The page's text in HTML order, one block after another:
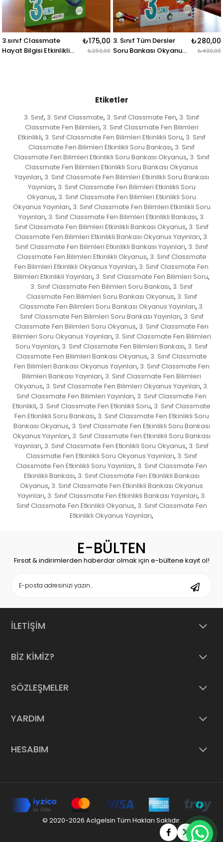
3. Sınıf Tüm Dersler
Soru Bankası Okyanus
₺280,00
₺400,00
3.sınıf Classmate Tüm
Dersler Evde Tekrar
Etiketler
3. Sınıf, 3. Sınıf Classmate, 3. Sınıf Classmate Fen, 3. Sınıf
Classmate Fen Bilimleri, 3. Sınıf Classmate Fen Bilimleri
Etkinlikli, 3. Sınıf Classmate Fen Bilimleri Etkinlikli Soru, 3. Sınıf
Classmate Fen Bilimleri Etkinlikli Soru Bankası, 3. Sınıf
Classmate Fen Bilimleri Etkinlikli Soru Bankası Okyanus, 3. Sınıf
Classmate Fen Bilimleri Etkinlikli Soru Bankası Okyanus
Yayınları, 3. Sınıf Classmate Fen Bilimleri Etkinlikli Soru Bankası
Yayınları, 3. Sınıf Classmate Fen Bilimleri Etkinlikli Soru
Okyanus, 3. Sınıf Classmate Fen Bilimleri Etkinlikli Soru
Okyanus Yayınları, 3. Sınıf Classmate Fen Bilimleri Etkinlikli Soru
Yayınları, 3. Sınıf Classmate Fen Bilimleri Etkinlikli Bankası, 3.
Sınıf Classmate Fen Bilimleri Etkinlikli Bankası Okyanus, 3. Sınıf
Classmate Fen Bilimleri Etkinlikli Bankası Okyanus Yayınları, 3.
Sınıf Classmate Fen Bilimleri Etkinlikli Bankası Yayınları, 3. Sınıf
Classmate Fen Bilimleri Etkinlikli Okyanus, 3. Sınıf Classmate
Fen Bilimleri Etkinlikli Okyanus Yayınları, 3. Sınıf Classmate Fen
Bilimleri Etkinlikli Yayınları, 3. Sınıf Classmate Fen Bilimleri Soru,
3. Sınıf Classmate Fen Bilimleri Soru Bankası, 3. Sınıf
Classmate Fen Bilimleri Soru Bankası Okyanus, 3. Sınıf
Classmate Fen Bilimleri Soru Bankası Okyanus Yayınları, 3.
Sınıf Classmate Fen Bilimleri Soru Bankası Yayınları, 3. Sınıf
Classmate Fen Bilimleri Soru Okyanus, 3. Sınıf Classmate Fen
Bilimleri Soru Okyanus Yayınları, 3. Sınıf Classmate Fen Bilimleri
Soru Yayınları, 3. Sınıf Classmate Fen Bilimleri Bankası, 3. Sınıf
Classmate Fen Bilimleri Bankası Okyanus, 3. Sınıf Classmate
Fen Bilimleri Bankası Okyanus Yayınları, 3. Sınıf Classmate Fen
Bilimleri Bankası Yayınları, 3. Sınıf Classmate Fen Bilimleri
Okyanus, 3. Sınıf Classmate Fen Bilimleri Okyanus Yayınları, 3.
Sınıf Classmate Fen Bilimleri Yayınları, 3. Sınıf Classmate Fen
Etkinlikli, 3. Sınıf Classmate Fen Etkinlikli Soru, 3. Sınıf Classmate
Fen Etkinlikli Soru Bankası, 3. Sınıf Classmate Fen Etkinlikli Soru
Bankası Okyanus, 3. Sınıf Classmate Fen Etkinlikli Soru Bankası
Okyanus Yayınları, 3. Sınıf Classmate Fen Etkinlikli Soru Bankası
Yayınları, 3. Sınıf Classmate Fen Etkinlikli Soru Okyanus, 3. Sınıf
Classmate Fen Etkinlikli Soru Okyanus Yayınları, 3. Sınıf
Classmate Fen Etkinlikli Soru Yayınları, 3. Sınıf Classmate Fen
Etkinlikli Bankası, 3. Sınıf Classmate Fen Etkinlikli Bankası
Okyanus, 3. Sınıf Classmate Fen Etkinlikli Bankası Okyanus
Yayınları, 3. Sınıf Classmate Fen Etkinlikli Bankası Yayınları, 3.
Sınıf Classmate Fen Etkinlikli Okyanus, 3. Sınıf Classmate Fen
Etkinlikli Okyanus Yayınları,
E-BÜLTEN
Fırsat & indirimlerden haberdar olmak için e-bültene kayıt ol!
İLETİŞİM
BİZ KİMİZ?
SÖZLEŞMELER
YARDIM
HESABIM
© 2020-2026 Aclgelsin Tüm Hakları Saklıdır.